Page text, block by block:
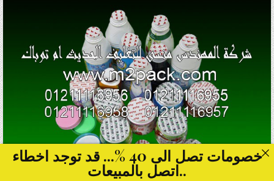
خصومات تصل الى 40 %... قد توجد اخطاء
..اتصل بالمبيعات